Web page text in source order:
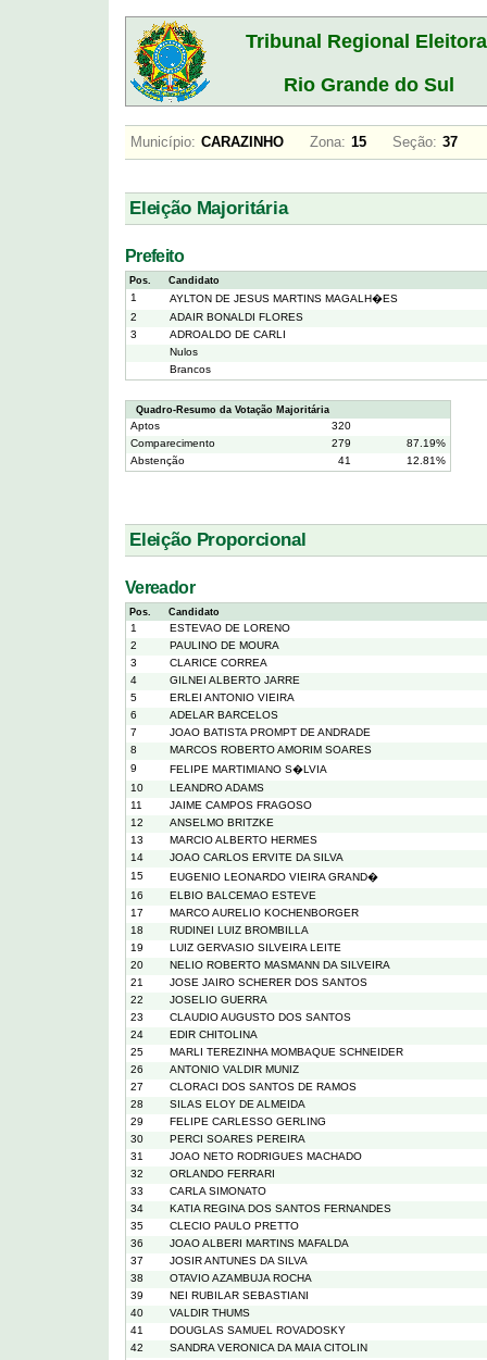
Tribunal Regional
Rio Grande do Sul
Município: CARAZINHO Zona: 15 Seção: 37
Eleição Majoritária
Prefeito
Pos. Candidato
1
AYLTON DE JESUS MARTINS MAGALH�ES
2
ADAIR BONALDI FLORES
3
ADROALDO DE CARLI
Nulos
Brancos
Quadro-Resumo da Votação Majoritária
Aptos
320
Comparecimento
279
87.19%
Abstenção
41 12.81%
Eleição Proporcional
Vereador
Pos. Candidato
1
ESTEVAO DE LORENO
2
PAULINO DE MOURA
3
CLARICE CORREA
4
GILNEI ALBERTO JARRE
5
ERLEI ANTONIO VIEIRA
6
ADELAR BARCELOS
7
JOAO BATISTA PROMPT DE ANDRADE
8
MARCOS ROBERTO AMORIM SOARES
9
FELIPE MARTIMIANO S�LVIA
10
LEANDRO ADAMS
11
JAIME CAMPOS FRAGOSO
12
ANSELMO BRITZKE
13
MARCIO ALBERTO HERMES
14
JOAO CARLOS ERVITE DA SILVA
15
EUGENIO LEONARDO VIEIRA GRAND�
16
ELBIO BALCEMAO ESTEVE
17
MARCO AURELIO KOCHENBORGER
18
RUDINEI LUIZ BROMBILLA
19
LUIZ GERVASIO SILVEIRA LEITE
20
NELIO ROBERTO MASMANN DA SILVEIRA
21
JOSE JAIRO SCHERER DOS SANTOS
22
JOSELIO GUERRA
23
CLAUDIO AUGUSTO DOS SANTOS
24
EDIR CHITOLINA
25
MARLI TEREZINHA MOMBAQUE SCHNEIDER
26
ANTONIO VALDIR MUNIZ
27
CLORACI DOS SANTOS DE RAMOS
28
SILAS ELOY DE ALMEIDA
29
FELIPE CARLESSO GERLING
30
PERCI SOARES PEREIRA
31
JOAO NETO RODRIGUES MACHADO
32
ORLANDO FERRARI
33
CARLA SIMONATO
34
KATIA REGINA DOS SANTOS FERNANDES
35
CLECIO PAULO PRETTO
36
JOAO ALBERI MARTINS MAFALDA
37
JOSIR ANTUNES DA SILVA
38
OTAVIO AZAMBUJA ROCHA
39
NEI RUBILAR SEBASTIANI
40
VALDIR THUMS
41
DOUGLAS SAMUEL ROVADOSKY
42
SANDRA VERONICA DA MAIA CITOLIN